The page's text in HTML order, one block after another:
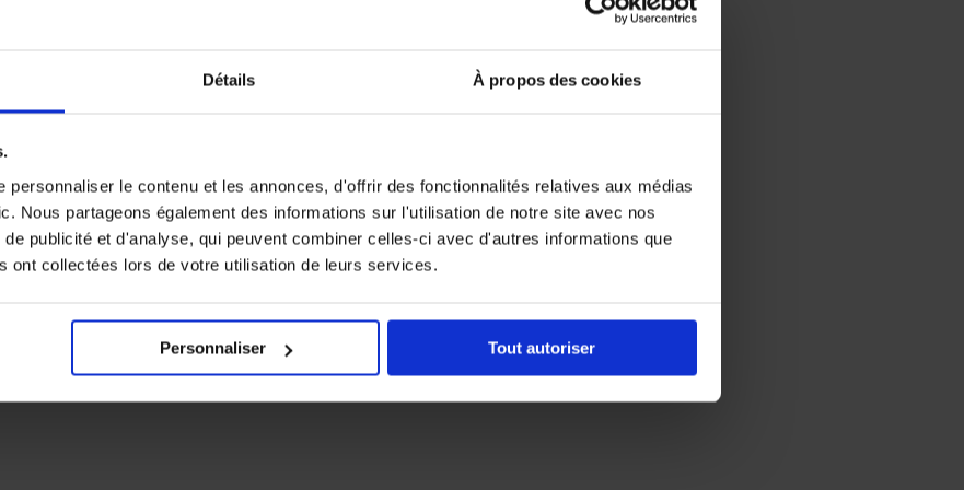
Détails À propos des cookies
personnaliser le contenu et les annonces, d'offrir des fonctionnalités relatives aux médias
Nous partageons également des informations sur l'utilisation de notre site avec nos
publicité et d'analyse, qui peuvent combiner celles-ci avec d'autres informations que
ont collectées lors de votre utilisation de leurs services.
Personnaliser Tout autoriser